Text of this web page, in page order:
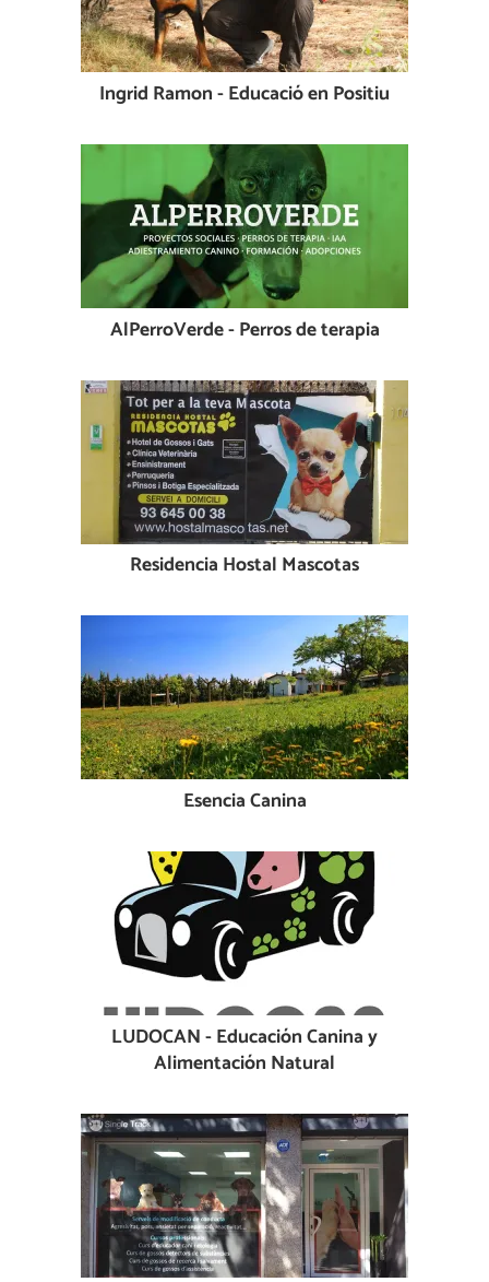
Ingrid Ramon - Educació en Positiu
AlPerroVerde - Perros de terapia
Residencia Hostal Mascotas
Esencia Canina
LUDOCAN - Educación Canina y
Alimentación Natural